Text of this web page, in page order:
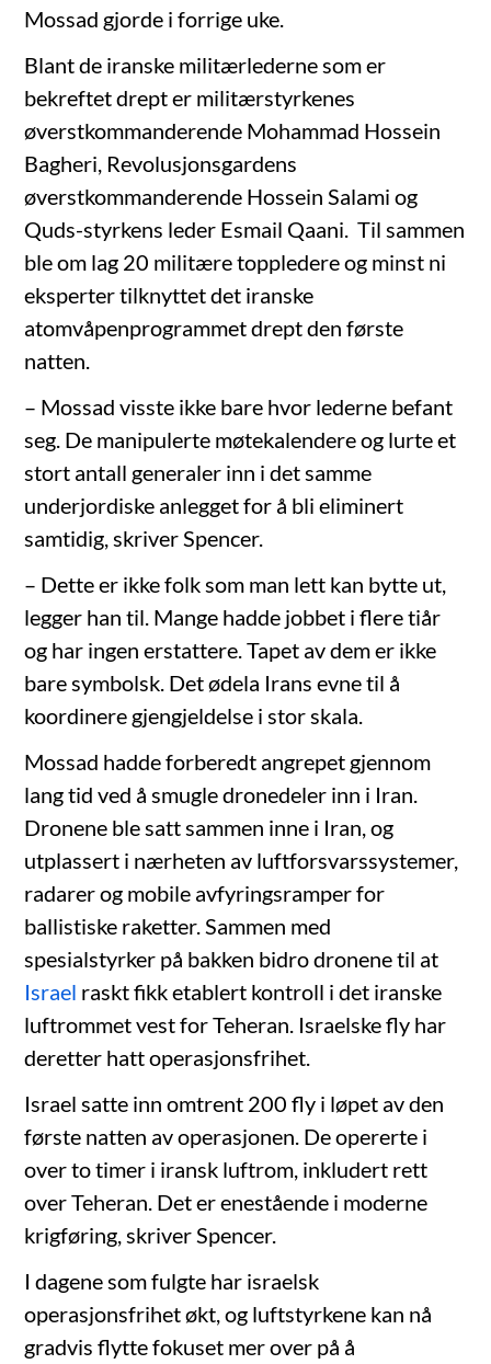
Mossad gjorde i forrige uke.
Blant de iranske militærlederne som er
bekreftet drept er militærstyrkenes
øverstkommanderende Mohammad Hossein
Bagheri, Revolusjonsgardens
øverstkommanderende Hossein Salami og
Quds-styrkens leder Esmail Qaani. Til sammen
ble om lag 20 militære toppledere og minst ni
eksperter tilknyttet det iranske
atomvåpenprogrammet drept den første
natten.
– Mossad visste ikke bare hvor lederne befant
seg. De manipulerte møtekalendere og lurte et
stort antall generaler inn i det samme
underjordiske anlegget for å bli eliminert
samtidig, skriver Spencer.
– Dette er ikke folk som man lett kan bytte ut,
legger han til. Mange hadde jobbet i flere tiår
og har ingen erstattere. Tapet av dem er ikke
bare symbolsk. Det ødela Irans evne til å
koordinere gjengjeldelse i stor skala.
Mossad hadde forberedt angrepet gjennom
lang tid ved å smugle dronedeler inn i Iran.
Dronene ble satt sammen inne i Iran, og
utplassert i nærheten av luftforsvarssystemer,
radarer og mobile avfyringsramper for
ballistiske raketter. Sammen med
spesialstyrker på bakken bidro dronene til at
Israel raskt fikk etablert kontroll i det iranske
luftrommet vest for Teheran. Israelske fly har
deretter hatt operasjonsfrihet.
Israel satte inn omtrent 200 fly i løpet av den
første natten av operasjonen. De opererte i
over to timer i iransk luftrom, inkludert rett
over Teheran. Det er enestående i moderne
krigføring, skriver Spencer.
I dagene som fulgte har israelsk
operasjonsfrihet økt, og luftstyrkene kan nå
gradvis flytte fokuset mer over på å